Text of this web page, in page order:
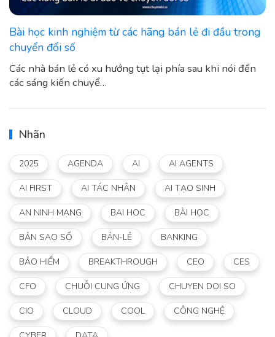
Bài học kinh nghiệm từ các hãng bán lẻ đi đầu trong
chuyển đổi số
Các nhà bán lẻ có xu hướng tụt lại phía sau khi nói đến
các sáng kiến chuyể…
Nhãn
2025 AGENDA AI AI AGENTS
AI FIRST AI TÁC NHÂN AI TẠO SINH
AN NINH MẠNG BAI HOC BÀI HỌC
BẢN SAO SỐ BÁN-LẺ BANKING
BẢO HIỂM BREAKTHROUGH CEO CES
CFO CHUỖI CUNG ỨNG CHUYEN DOI SO
CIO CLOUD COOL CÔNG NGHỆ